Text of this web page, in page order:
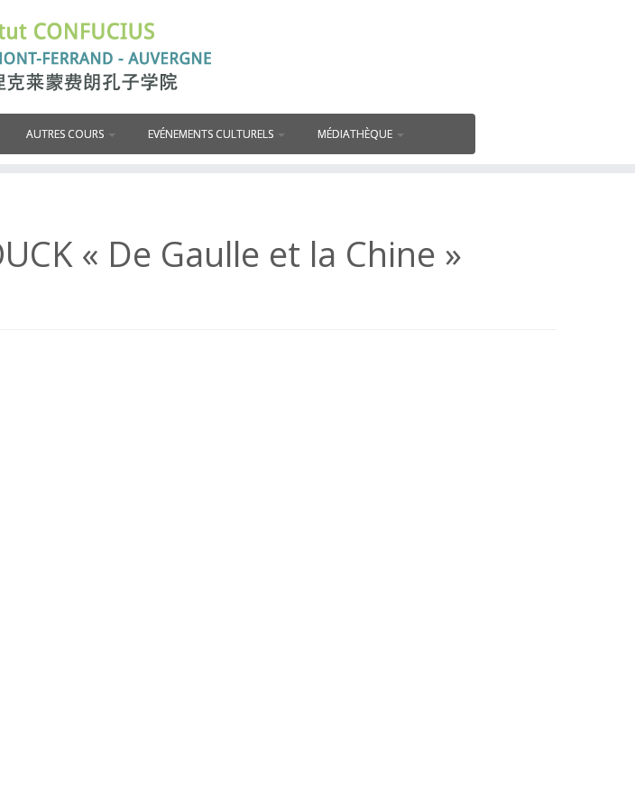
AUTRES COURS EVÉNEMENTS CULTURELS MÉDIATHÈQUE
« De Gaulle et la Chine »